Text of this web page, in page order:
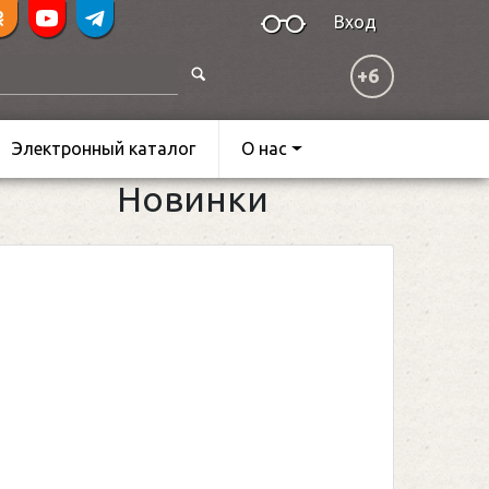
Вход
+6
Электронный каталог О нас
Новинки